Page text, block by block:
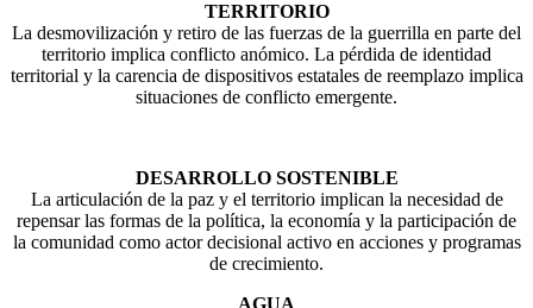
TERRITORIO
La desmovilización y retiro de las fuerzas de la guerrilla en parte del
territorio implica conflicto anómico. La pérdida de identidad
territorial y la carencia de dispositivos estatales de reemplazo implica
situaciones de conflicto emergente.
DESARROLLO SOSTENIBLE
La articulación de la paz y el territorio implican la necesidad de
repensar las formas de la política, la economía y la participación de
la comunidad como actor decisional activo en acciones y programas
de crecimiento.